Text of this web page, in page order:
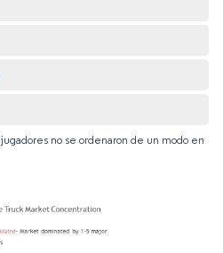
no se ordenaron de un modo en